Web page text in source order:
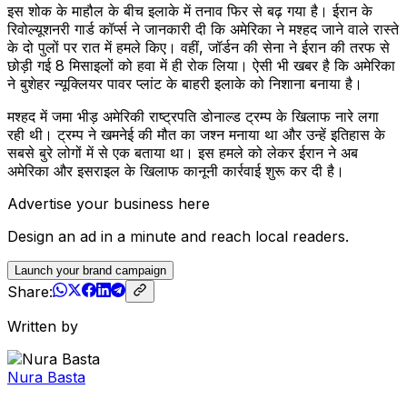
इस शोक के माहौल के बीच इलाके में तनाव फिर से बढ़ गया है। ईरान के
रिवोल्यूशनरी गार्ड कॉर्प्स ने जानकारी दी कि अमेरिका ने मश्हद जाने वाले रास्ते
के दो पुलों पर रात में हमले किए। वहीं, जॉर्डन की सेना ने ईरान की तरफ से
छोड़ी गई 8 मिसाइलों को हवा में ही रोक लिया। ऐसी भी खबर है कि अमेरिका
ने बुशेहर न्यूक्लियर पावर प्लांट के बाहरी इलाके को निशाना बनाया है।
मश्हद में जमा भीड़ अमेरिकी राष्ट्रपति डोनाल्ड ट्रम्प के खिलाफ नारे लगा
रही थी। ट्रम्प ने खमनेई की मौत का जश्न मनाया था और उन्हें इतिहास के
सबसे बुरे लोगों में से एक बताया था। इस हमले को लेकर ईरान ने अब
अमेरिका और इसराइल के खिलाफ कानूनी कार्रवाई शुरू कर दी है।
Advertise your business here
Design an ad in a minute and reach local readers.
Launch your brand campaign
Share:
Written by
Nura Basta